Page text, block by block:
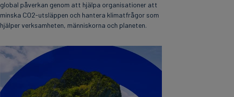
global påverkan genom att hjälpa organisationer att
minska CO2-utsläppen och hantera klimatfrågor som
hjälper verksamheten, människorna och planeten.